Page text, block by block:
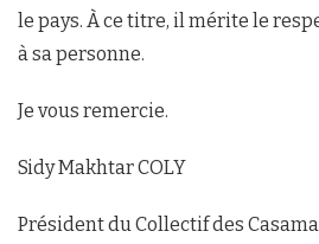
le pays. À ce titre, il mérite le
à sa personne.
Je vous remercie.
Sidy Makhtar COLY
Président du Collectif des